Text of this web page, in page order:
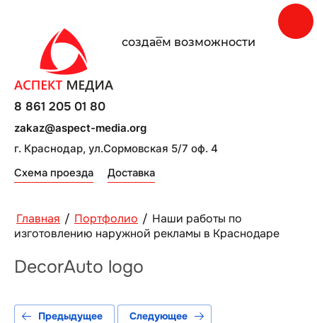
создаe̅м возможности
г. Краснодар, ул.Сормовская 5/7 оф. 4
Схема проезда Доставка
8 861 205 01 80
zakaz@aspect-media.org
Главная / Портфолио / Наши работы по
изготовлению наружной рекламы в Краснодаре
DecorAuto logo
Предыдущее Следующее